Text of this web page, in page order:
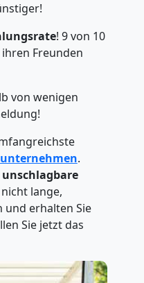
! 9 von 10
Freunden
von wenigen
.
unschlagbare
lange,
und erhalten Sie
Sie jetzt das